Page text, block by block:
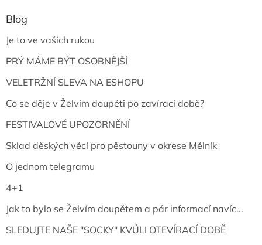
Blog
Je to ve vašich rukou
PRÝ MÁME BÝT OSOBNĚJŠÍ
VELETRŽNÍ SLEVA NA ESHOPU
Co se děje v Želvím doupěti po zavírací době?
FESTIVALOVÉ UPOZORNĚNÍ
Sklad děských věcí pro pěstouny v okrese Mělník
O jednom telegramu
4+1
Jak to bylo se Želvím doupětem a pár informací navíc...
SLEDUJTE NAŠE "SOCKY" KVŮLI OTEVÍRACÍ DOBĚ